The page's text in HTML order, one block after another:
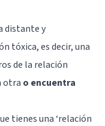
distante y
tóxica, es decir, una
de la relación
otra o encuentra
tienes una ‘relación